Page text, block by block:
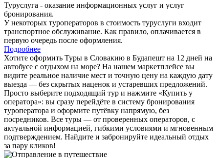
Туруслуга - оказание информационных услуг и услуг
бронирования.
У некоторых туроператоров в стоимость туруслуги входит
транспортное обслуживание. Как правило, оплачивается в
первую очередь после оформления.
Подробнее
Хотите оформить Туры в Словакию в Будапешт на 12 дней на
автобусе с отдыхом на море? На нашем маркетплейсе вы
видите реальное наличие мест и точную цену на каждую дату
выезда — без скрытых наценок и устаревших предложений.
Просто выберите подходящий тур и нажмите «Купить у
оператора»: вы сразу перейдёте в систему бронирования
туроператора и оформите путёвку напрямую, без
посредников. Все туры — от проверенных операторов, с
актуальной информацией, гибкими условиями и мгновенным
подтверждением. Найдите и забронируйте идеальный отдых
за пару кликов!